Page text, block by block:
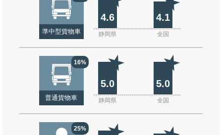
準中型貨物車
4.6 4.1
静岡県 全国
16%
普通貨物車
5.0 5.0
静岡県 全国
25%